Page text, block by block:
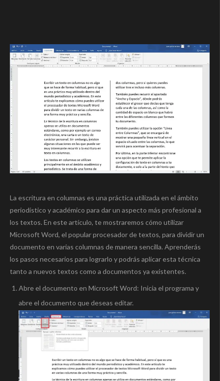
La escritura en columnas es una práctica utilizada en el ámbito
periodístico y académico para dar un aspecto más profesional a
los textos. En este artículo, te mostraremos cómo utilizar
Microsoft Word, el popular procesador de textos, para dividir un
documento en varias columnas de manera sencilla. Aprenderás
los pasos necesarios para lograrlo y podrás aplicar esta técnica
tanto a nuevos textos como a documentos ya existentes.
Abre el documento en Microsoft Word: Inicia el programa y
abre el documento que deseas editar.